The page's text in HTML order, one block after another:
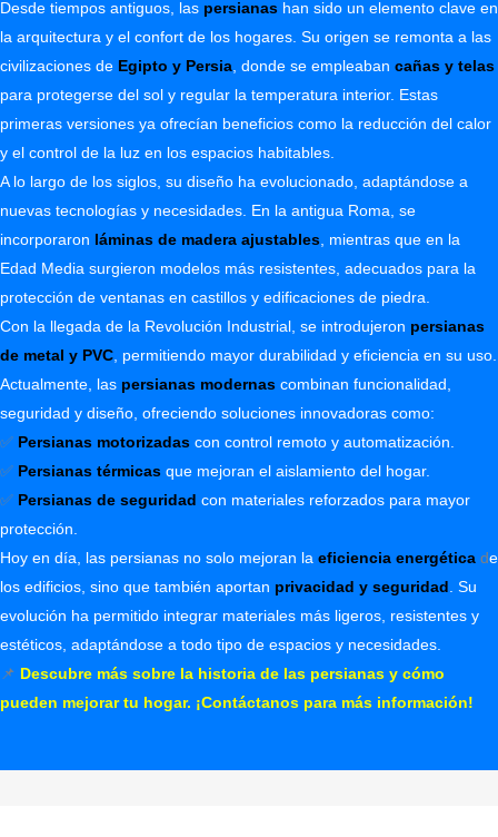
Desde tiempos antiguos, las persianas han sido un elemento clave en
la arquitectura y el confort de los hogares. Su origen se remonta a las
civilizaciones de Egipto y Persia donde se empleaban cañas y telas
para protegerse del sol y regular la temperatura interior. Estas
primeras versiones ya ofrecían beneficios como la reducción del calor
y el control de la luz en los espacios habitables.
A lo largo de los siglos, su diseño ha evolucionado, adaptándose a
nuevas tecnologías y necesidades. En la antigua Roma, se
incorporaron láminas de madera ajustables , mientras que en la
Edad Media surgieron modelos más resistentes, adecuados para la
protección de ventanas en castillos y edificaciones de piedra.
Con la llegada de la Revolución Industrial, se introdujeron persianas
de metal y PVC , permitiendo mayor durabilidad y eficiencia en su uso.
Actualmente, las persianas modernas combinan funcionalidad,
seguridad y diseño, ofreciendo soluciones innovadoras como:
✅ Persianas motorizadas con control remoto y automatización.
✅ Persianas térmicas que mejoran el aislamiento del hogar.
✅ Persianas de seguridad con materiales reforzados para mayor
protección.
Hoy en día, las persianas no solo mejoran la eficiencia energética de
los edificios, sino que también aportan privacidad y seguridad . Su
evolución ha permitido integrar materiales más ligeros, resistentes y
estéticos, adaptándose a todo tipo de espacios y necesidades.
📌 Descubre más sobre la historia de las persianas y cómo
pueden mejorar tu hogar. ¡Contáctanos para más información!